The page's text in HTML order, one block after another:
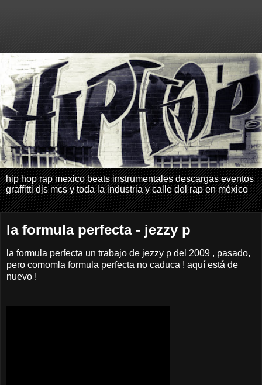
hip hop rap mexico beats instrumentales descargas eventos
graffitti djs mcs y toda la industria y calle del rap en méxico
la formula perfecta - jezzy p
la formula perfecta un trabajo de jezzy p del 2009 , pasado,
pero comomla formula perfecta no caduca ! aquí está de
nuevo !